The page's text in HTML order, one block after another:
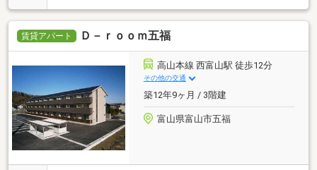
賃貸アパート Ｄ－ｒｏｏｍ五福
高山本線 西富山駅 徒歩12分
その他の交通
築12年9ヶ月 / 3階建
富山県富山市五福